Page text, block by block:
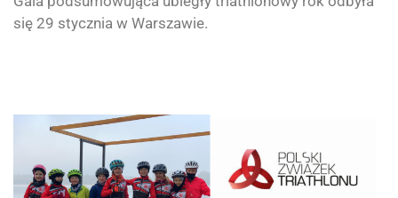
się 29 stycznia w Warszawie.